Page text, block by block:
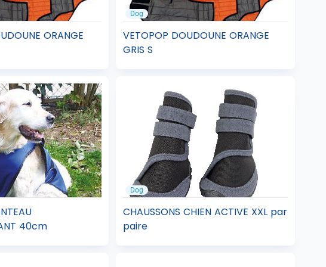
ORANGE
Dog
VETOPOP DOUDOUNE ORANGE
GRIS S
40cm
Dog
CHAUSSONS CHIEN ACTIVE XXL par
paire